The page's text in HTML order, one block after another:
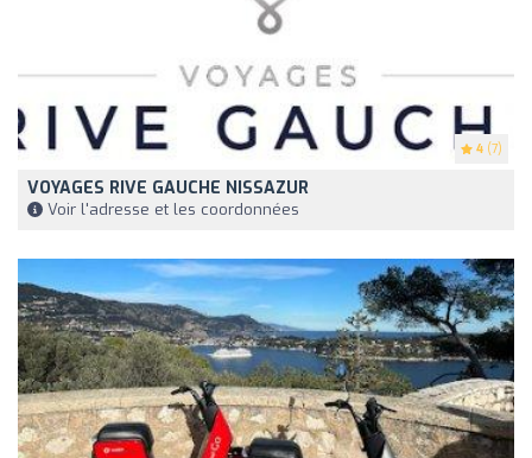
4 (7)
VOYAGES RIVE GAUCHE NISSAZUR
Voir l'adresse et les coordonnées